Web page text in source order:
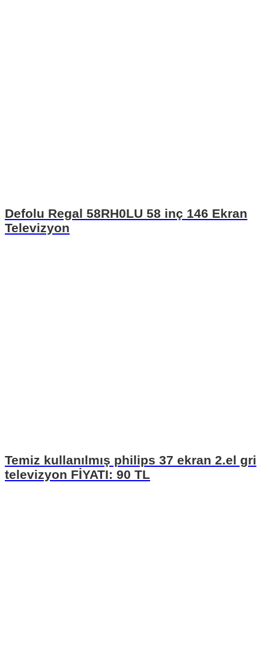
Defolu Regal 58RH0LU 58 inç 146 Ekran
Televizyon
Temiz kullanılmış philips 37 ekran 2.el gri
televizyon FİYATI: 90 TL